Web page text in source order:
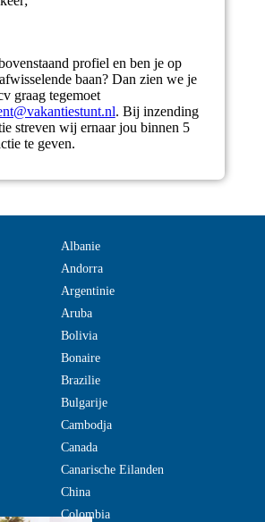
profiel en ben je op
baan? Dan zien we je
graag tegemoet
. Bij inzending
streven wij ernaar jou binnen 5
te geven.
Albanie
Andorra
Argentinie
Aruba
Bolivia
Bonaire
Brazilie
Bulgarije
Cambodja
Canada
Canarische Eilanden
China
Colombia